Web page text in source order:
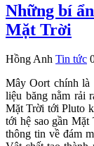
Những bí
Mặt Trời
Hồng Anh Tin tức
Mây Oort chính
liệu băng nằm rải
Mặt Trời tới Pluto
tới hệ sao gần
thông tin về đám